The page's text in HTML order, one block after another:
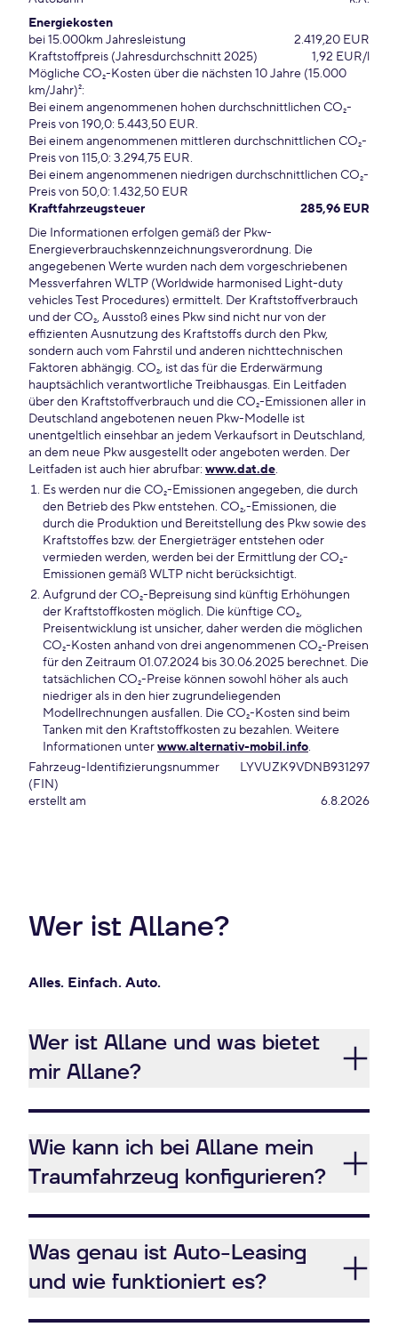
Energiekosten
bei 15.000km Jahresleistung
2.419,20 EUR
Kraftstoffpreis (Jahresdurchschnitt 2025)
1,92 EUR/l
Mögliche CO₂-Kosten über die nächsten 10 Jahre (15.000
km/Jahr)²:
Bei einem angenommenen hohen durchschnittlichen CO₂-
Preis von 190,0: 5.443,50 EUR.
Bei einem angenommenen mittleren durchschnittlichen CO₂-
Preis von 115,0: 3.294,75 EUR.
Bei einem angenommenen niedrigen durchschnittlichen CO₂-
Preis von 50,0: 1.432,50 EUR
Kraftfahrzeugsteuer
285,96 EUR
Die Informationen erfolgen gemäß der Pkw-
Energieverbrauchskennzeichnungsverordnung. Die
angegebenen Werte wurden nach dem vorgeschriebenen
Messverfahren WLTP (Worldwide harmonised Light-duty
vehicles Test Procedures) ermittelt. Der Kraftstoffverbrauch
und der CO₂, Ausstoß eines Pkw sind nicht nur von der
effizienten Ausnutzung des Kraftstoffs durch den Pkw,
sondern auch vom Fahrstil und anderen nichttechnischen
Faktoren abhängig. CO₂, ist das für die Erderwärmung
hauptsächlich verantwortliche Treibhausgas. Ein Leitfaden
über den Kraftstoffverbrauch und die CO₂-Emissionen aller in
Deutschland angebotenen neuen Pkw-Modelle ist
unentgeltlich einsehbar an jedem Verkaufsort in Deutschland,
an dem neue Pkw ausgestellt oder angeboten werden. Der
Leitfaden ist auch hier abrufbar: www.dat.de.
Es werden nur die CO₂-Emissionen angegeben, die durch
den Betrieb des Pkw entstehen. CO₂,-Emissionen, die
durch die Produktion und Bereitstellung des Pkw sowie des
Kraftstoffes bzw. der Energieträger entstehen oder
vermieden werden, werden bei der Ermittlung der CO₂-
Emissionen gemäß WLTP nicht berücksichtigt.
Aufgrund der CO₂-Bepreisung sind künftig Erhöhungen
der Kraftstoffkosten möglich. Die künftige CO₂,
Preisentwicklung ist unsicher, daher werden die möglichen
CO₂-Kosten anhand von drei angenommenen CO₂-Preisen
für den Zeitraum 01.07.2024 bis 30.06.2025 berechnet. Die
tatsächlichen CO₂-Preise können sowohl höher als auch
niedriger als in den hier zugrundeliegenden
Modellrechnungen ausfallen. Die CO₂-Kosten sind beim
Tanken mit den Kraftstoffkosten zu bezahlen. Weitere
Informationen unterwww.alternativ-mobil.info.
Fahrzeug-Identifizierungsnummer
(FIN)
LYVUZK9VDNB931297
erstellt am 6.8.2026
Wer ist Allane?
Alles. Einfach. Auto.
Wer ist Allane und was bietet
mir Allane?
Wie kann ich bei Allane mein
Traumfahrzeug konfigurieren?
Was genau ist Auto-Leasing
und wie funktioniert es?